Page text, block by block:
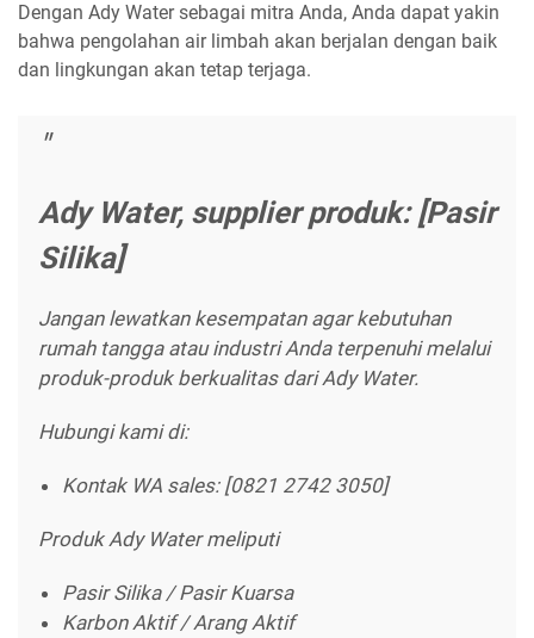
Dengan Ady Water sebagai mitra Anda, Anda dapat yakin
bahwa pengolahan air limbah akan berjalan dengan baik
dan lingkungan akan tetap terjaga.
Ady Water, supplier produk: [Pasir
Silika]
Jangan lewatkan kesempatan agar kebutuhan
rumah tangga atau industri Anda terpenuhi melalui
produk-produk berkualitas dari Ady Water.
Hubungi kami di:
Kontak WA sales: [0821 2742 3050]
Produk Ady Water meliputi
Pasir Silika / Pasir Kuarsa
Karbon Aktif / Arang Aktif